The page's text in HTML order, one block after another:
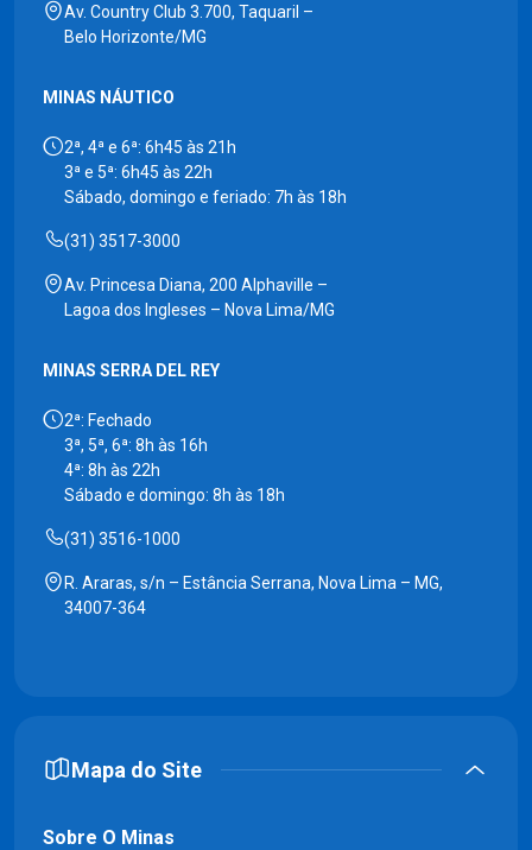
Av. Country Club 3.700, Taquaril –
Belo Horizonte/MG
MINAS NÁUTICO
2ª, 4ª e 6ª: 6h45 às 21h
3ª e 5ª: 6h45 às 22h
Sábado, domingo e feriado: 7h às 18h
(31) 3517-3000
Av. Princesa Diana, 200 Alphaville –
Lagoa dos Ingleses – Nova Lima/MG
MINAS SERRA DEL REY
2ª: Fechado
3ª, 5ª, 6ª: 8h às 16h
4ª: 8h às 22h
Sábado e domingo: 8h às 18h
(31) 3516-1000
R. Araras, s/n – Estância Serrana, Nova Lima – MG,
34007-364
Mapa do Site
Sobre O Minas